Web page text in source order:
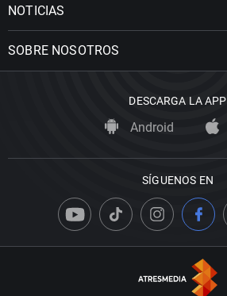
NOTICIAS
SOBRE NOSOTROS
DESCARGA LA APP
Android
SÍGUENOS EN